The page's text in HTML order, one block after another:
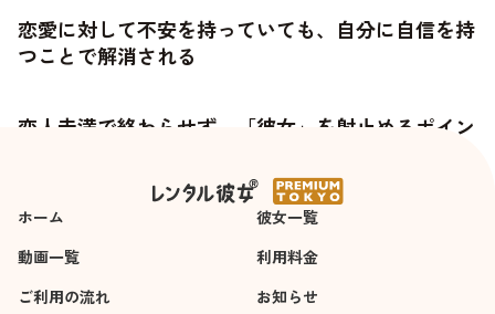
恋愛に対して不安を持っていても、自分に自信を持
つことで解消される
恋人未満で終わらせず、「彼女」を射止めるポイン
ホーム
彼女一覧
動画一覧
利用料金
ご利用の流れ
お知らせ